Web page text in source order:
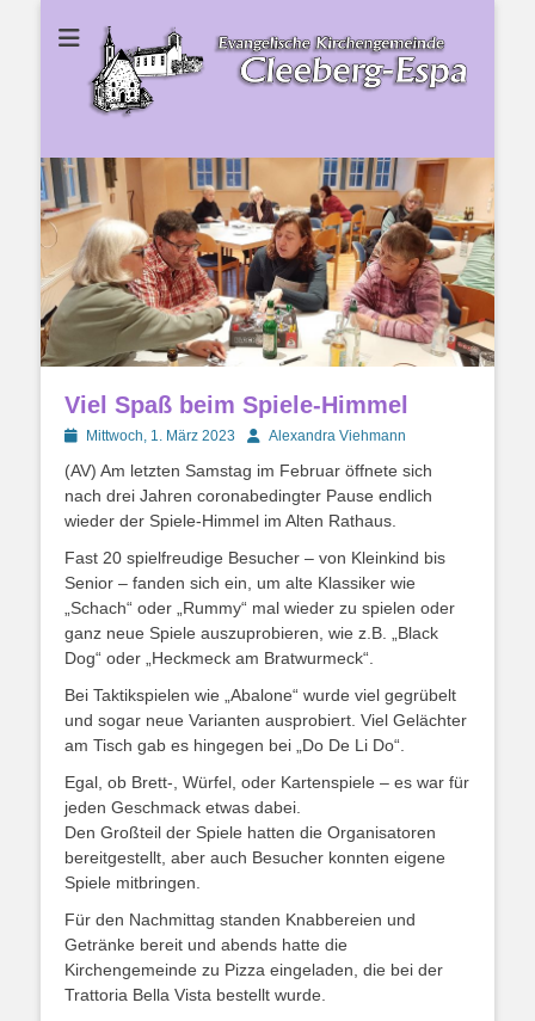
Ev.
Kirchengemeinde
Ev. Kirchengemeinde Cleeberg-Espa
Viel Spaß beim Spiele-Himmel
PostedMittwoch, 1. März 2023 AutorAlexandra Viehmann
(AV) Am letzten Samstag im Februar öffnete sich
nach drei Jahren coronabedingter Pause endlich
wieder der Spiele-Himmel im Alten Rathaus.
Fast 20 spielfreudige Besucher – von Kleinkind bis
Senior – fanden sich ein, um alte Klassiker wie
„Schach“ oder „Rummy“ mal wieder zu spielen oder
ganz neue Spiele auszuprobieren, wie z.B. „Black
Dog“ oder „Heckmeck am Bratwurmeck“.
Bei Taktikspielen wie „Abalone“ wurde viel gegrübelt
und sogar neue Varianten ausprobiert. Viel Gelächter
am Tisch gab es hingegen bei „Do De Li Do“.
Egal, ob Brett-, Würfel, oder Kartenspiele – es war für
jeden Geschmack etwas dabei.
Den Großteil der Spiele hatten die Organisatoren
bereitgestellt, aber auch Besucher konnten eigene
Spiele mitbringen.
Für den Nachmittag standen Knabbereien und
Getränke bereit und abends hatte die
Kirchengemeinde zu Pizza eingeladen, die bei der
Trattoria Bella Vista bestellt wurde.